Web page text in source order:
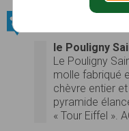
le Pouligny
Le Pouligny
molle fabriqué
chèvre entier
pyramide
« Tour Eiffel ».